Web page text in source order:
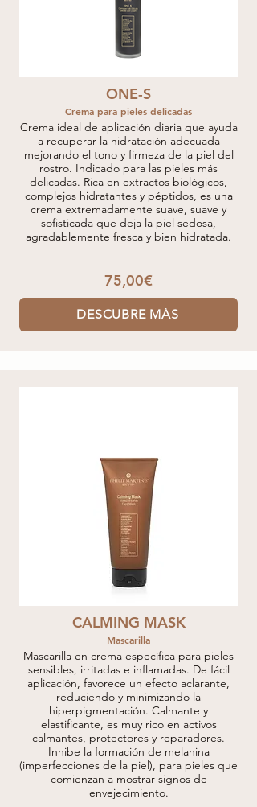
ONE-S
Crema para pieles delicadas
Crema ideal de aplicación diaria que ayuda
a recuperar la hidratación adecuada
mejorando el tono y firmeza de la piel del
rostro. Indicado para las pieles más
delicadas. Rica en extractos biológicos,
complejos hidratantes y péptidos, es una
crema extremadamente suave, suave y
sofisticada que deja la piel sedosa,
agradablemente fresca y bien hidratada.
75,00€
DESCUBRE MÁS
CALMING MASK
Mascarilla
Mascarilla en crema específica para pieles
sensibles, irritadas e inflamadas. De fácil
aplicación, favorece un efecto aclarante,
reduciendo y minimizando la
hiperpigmentación. Calmante y
elastificante, es muy rico en activos
calmantes, protectores y reparadores.
Inhibe la formación de melanina
(imperfecciones de la piel), para pieles que
comienzan a mostrar signos de
envejecimiento.